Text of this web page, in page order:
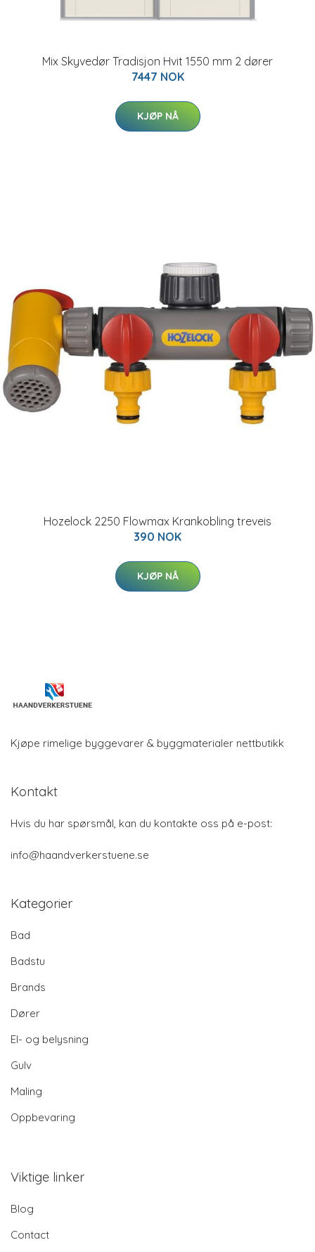
Mix Skyvedør Tradisjon Hvit 1550 mm 2 dører
7447 NOK
KJØP NÅ
Hozelock 2250 Flowmax Krankobling treveis
390 NOK
KJØP NÅ
Kjøpe rimelige byggevarer & byggmaterialer nettbutikk
Kontakt
Hvis du har spørsmål, kan du kontakte oss på e-post:
info@haandverkerstuene.se
Kategorier
Bad
Badstu
Brands
Dører
El- og belysning
Gulv
Maling
Oppbevaring
Viktige linker
Blog
Contact